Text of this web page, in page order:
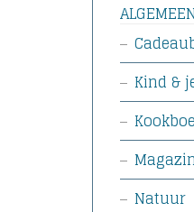
Kind &
Natuur